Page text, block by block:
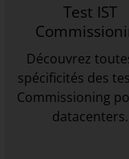
Test IST
Découvrez
spécificités des
Commissioning
datacenters.